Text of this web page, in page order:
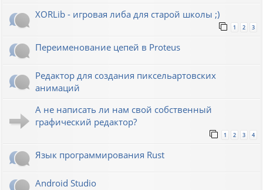
XORLib - игровая либа для старой школы ;)
1 2 3
Переименование цепей в Proteus
Редактор для создания пиксельартовских
анимаций
А не написать ли нам свой собственный
графический редактор?
1 2 3 4
Язык программирования Rust
Android Studio